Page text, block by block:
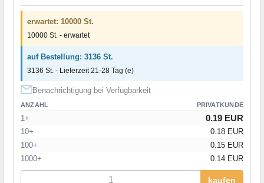
erwartet: 10000 St.
10000 St. - erwartet
auf Bestellung: 3136 St.
3136 St. - Lieferzeit 21-28 Tag (e)
Benachrichtigung bei Verfügbarkeit
ANZAHL PRIVATKUNDE
1+ 0.19 EUR
10+
0.18 EUR
100+
0.15 EUR
1000+
0.14 EUR
kaufen